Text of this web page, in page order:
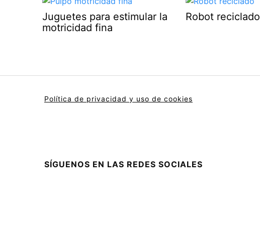
Juguetes para estimular la
motricidad fina
Robot reciclado
Política de privacidad y uso de cookies
SÍGUENOS EN LAS REDES SOCIALES